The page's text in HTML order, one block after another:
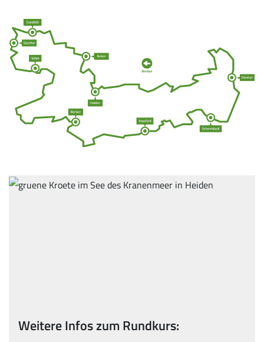
Weitere Infos zum Rundkurs: